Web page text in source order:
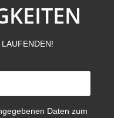
Daten zum